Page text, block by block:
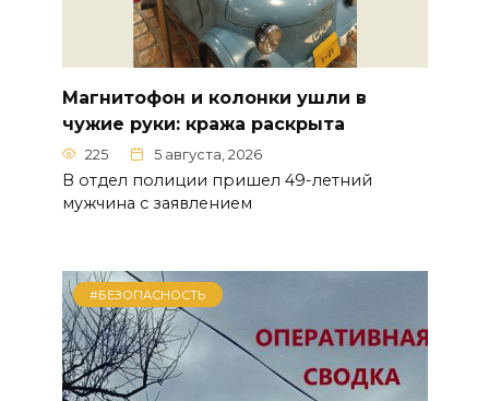
Магнитофон и колонки ушли в
чужие руки: кража раскрыта
225 5 августа, 2026
В отдел полиции пришел 49-летний
мужчина с заявлением
#БЕЗОПАСНОСТЬ